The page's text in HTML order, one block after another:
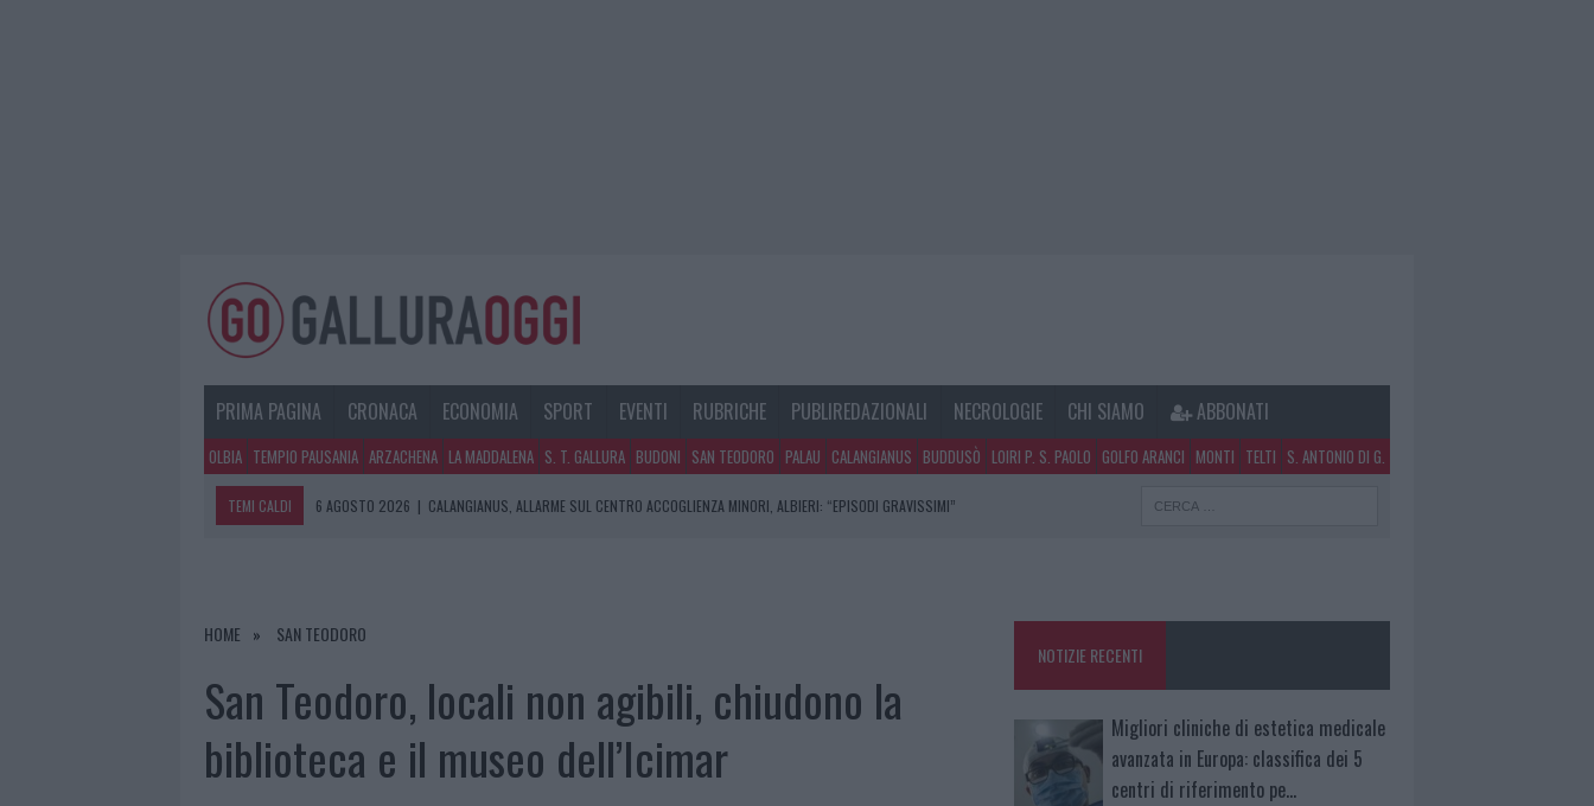
PRIMA PAGINA CRONACA ECONOMIA SPORT EVENTI RUBRICHE PUBLIREDAZIONALI NECROLOGIE CHI SIAMO ABBONATI
OLBIA TEMPIO PAUSANIA ARZACHENA LA MADDALENA S. T. GALLURA BUDONI SAN TEODORO PALAU CALANGIANUS BUDDUSÒ LOIRI P. S. PAOLO GOLFO ARANCI MONTI TELTI S. ANTONIO DI G.
TEMI CALDI 6 AGOSTO 2026 | CALANGIANUS, ALLARME SUL CENTRO ACCOGLIENZA MINORI, ALBIERI: “EPISODI GRAVISSIMI”
6 AGOSTO 2026 | GALLURA, FINTI CLIENTI SVUOTANO LE SUITE: FURTO DA 50MILA NEL RESORT
6 AGOSTO 2026 | INCENDI, A SAN PASQUALE ARRIVA IL CAMPO BASE: L’INAUGURAZIONE
HOME SAN TEODORO
San Teodoro, locali non agibili, chiudono la
biblioteca e il museo dell’Icimar
NOTIZIE RECENTI
Migliori cliniche di estetica medicale
avanzata in Europa: classifica dei 5
centri di riferimento pe…